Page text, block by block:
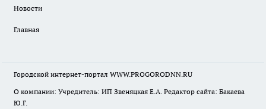
Новости
Главная
Городской интернет-портал WWW.PROGORODNN.RU
О компании: Учредитель: ИП Звеняцкая Е.А. Редактор сайта: Бакаева
Ю.Г.